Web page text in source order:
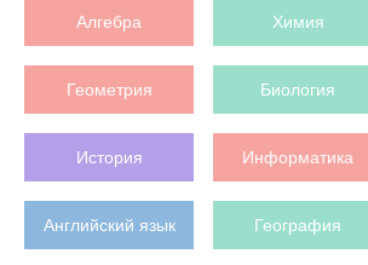
Алгебра Химия
Геометрия Биология
История Информатика
Английский язык География